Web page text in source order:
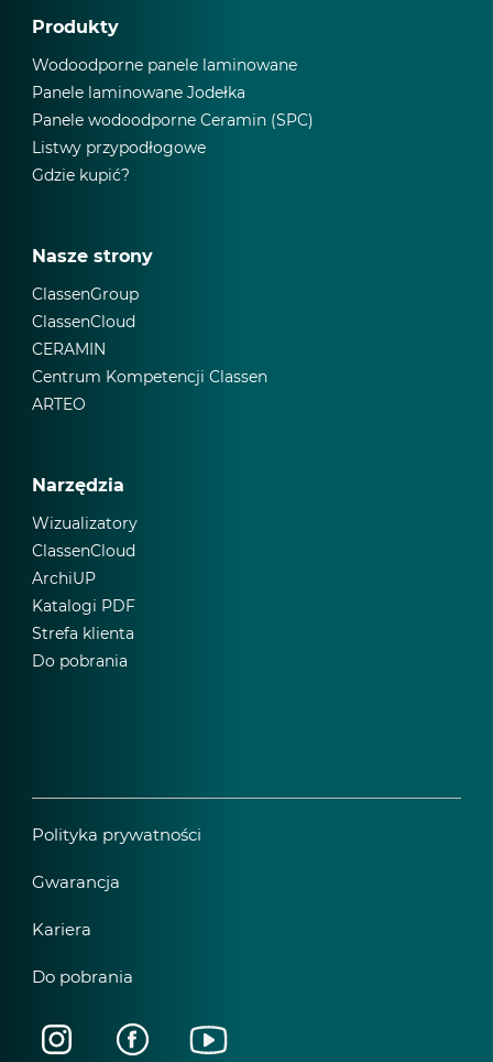
Produkty
Wodoodporne panele laminowane
Panele laminowane Jodełka
Panele wodoodporne Ceramin (SPC)
Listwy przypodłogowe
Gdzie kupić?
Nasze strony
ClassenGroup
ClassenCloud
CERAMIN
Centrum Kompetencji Classen
ARTEO
Narzędzia
Wizualizatory
ClassenCloud
ArchiUP
Katalogi PDF
Strefa klienta
Do pobrania
Polityka prywatności
Gwarancja
Kariera
Do pobrania